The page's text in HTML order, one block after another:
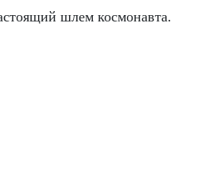
шлем космонавта.